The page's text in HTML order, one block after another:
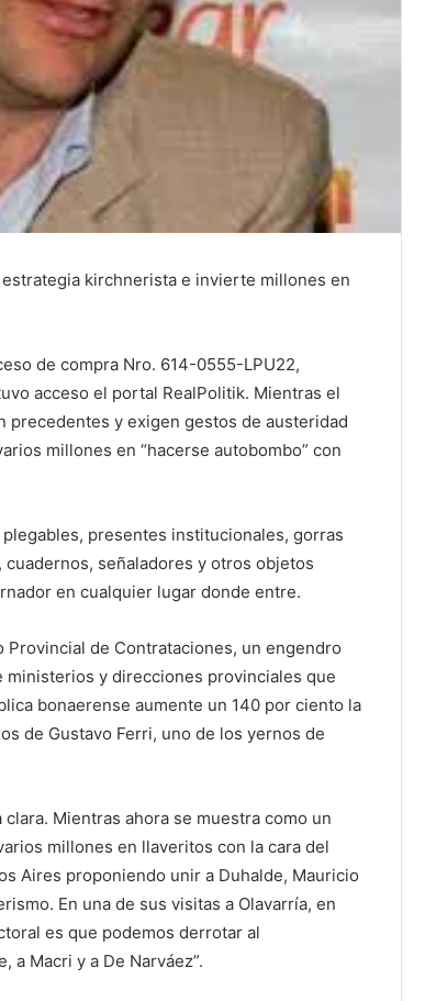
kirchnerista e invierte millones en
de compra Nro. 614-0555-LPU22,
acceso el portal RealPolitik. Mientras el
precedentes y exigen gestos de austeridad
millones en “hacerse autobombo” con
presentes institucionales, gorras
señaladores y otros objetos
en cualquier lugar donde entre.
Provincial de Contrataciones, un engendro
y direcciones provinciales que
bonaerense aumente un 140 por ciento la
de Gustavo Ferri, uno de los yernos de
Mientras ahora se muestra como un
millones en llaveritos con la cara del
Aires proponiendo unir a Duhalde, Mauricio
En una de sus visitas a Olavarría, en
es que podemos derrotar al
Macri y a De Narváez”.